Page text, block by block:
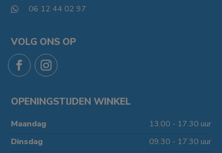
 06 12 44 02 97
VOLG ONS OP
OPENINGSTIJDEN WINKEL
Maandag
13.00 - 17.30 uur
Dinsdag
09.30 - 17.30 uur